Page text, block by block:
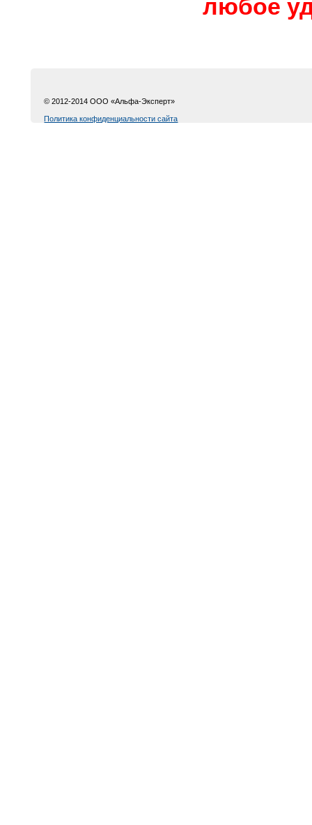
любое
© 2012-2014 ООО «Альфа-Эксперт»
Политика конфиденциальности сайта